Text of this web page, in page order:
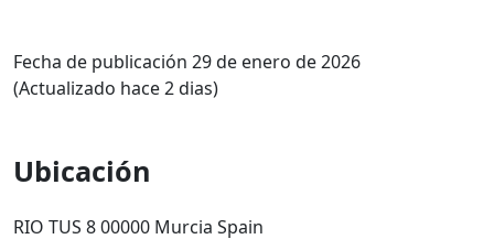
Fecha de publicación 29 de enero de 2026
(Actualizado hace 2 dias)
Ubicación
RIO TUS 8 00000 Murcia Spain